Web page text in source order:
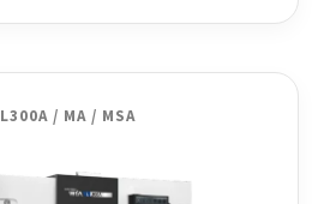
L300A / MA / MSA